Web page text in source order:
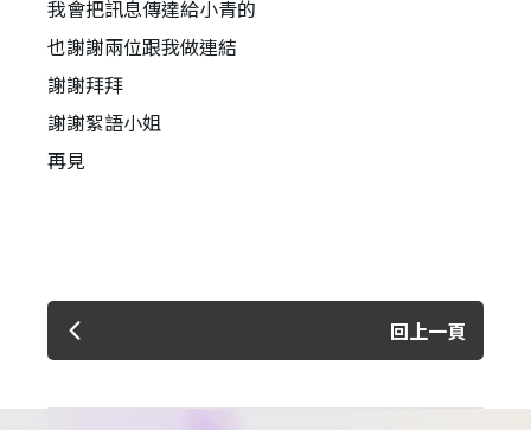
我會把訊息傳達給小青的
也謝謝兩位跟我做連結
謝謝拜拜
謝謝絮語小姐
再見
回上一頁